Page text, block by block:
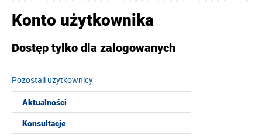
Aktualności
Konsultacje
Konto użytkownika
Dostęp tylko dla zalogowanych
Pozostali użytkownicy